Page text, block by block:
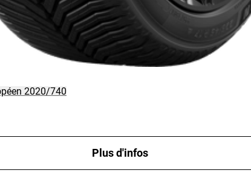
2020/740
Plus d'infos